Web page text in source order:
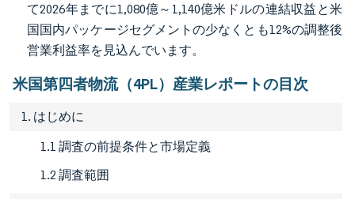
て2026年までに1,080億～1,140億米ドルの連結収益と米
国国内パッケージセグメントの少なくとも12%の調整後
営業利益率を見込んでいます。
米国第四者物流（4PL）産業レポートの目次
1. はじめに
1.1 調査の前提条件と市場定義
1.2 調査範囲